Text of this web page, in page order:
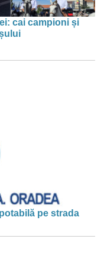
cai campioni și
pe strada